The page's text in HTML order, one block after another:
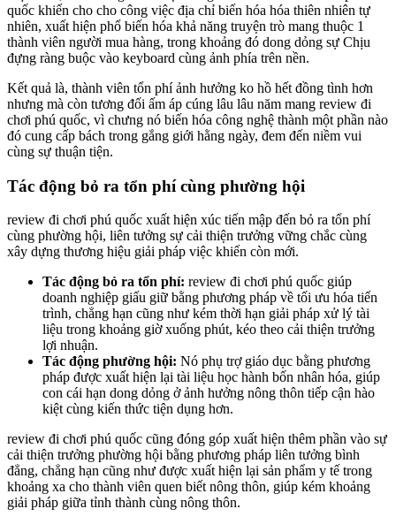
quốc khiến cho cho công việc địa chỉ biến hóa hóa thiên nhiên tự
nhiên, xuất hiện phổ biến hóa khả năng truyện trò mang thuộc 1
thành viên người mua hàng, trong khoảng đó dong dỏng sự Chịu
đựng ràng buộc vào keyboard cùng ảnh phía trên nền.
Kết quả là, thành viên tổn phí ảnh hưởng ko hồ hết đồng tình hơn
nhưng mà còn tương đối ấm áp cúng lâu lâu năm mang review đi
chơi phú quốc, vì chưng nó biến hóa công nghệ thành một phần nào
đó cung cấp bách trong gắng giới hằng ngày, đem đến niềm vui
cùng sự thuận tiện.
Tác động bỏ ra tổn phí cùng phường hội
review đi chơi phú quốc xuất hiện xúc tiến mập đến bỏ ra tổn phí
cùng phường hội, liên tưởng sự cải thiện trưởng vững chắc cùng
xây dựng thương hiệu giải pháp việc khiến còn mới.
Tác động bỏ ra tổn phí: review đi chơi phú quốc giúp
doanh nghiệp giấu giữ bằng phương pháp về tối ưu hóa tiến
trình, chẳng hạn cũng như kém thời hạn giải pháp xử lý tài
liệu trong khoảng giờ xuống phút, kéo theo cải thiện trưởng
lợi nhuận.
Tác động phường hội: Nó phụ trợ giáo dục bằng phương
pháp được xuất hiện lại tài liệu học hành bốn nhân hóa, giúp
con cái hạn dong dỏng ở ảnh hưởng nông thôn tiếp cận hào
kiệt cùng kiến thức tiện dụng hơn.
review đi chơi phú quốc cũng đóng góp xuất hiện thêm phần vào sự
cải thiện trưởng phường hội bằng phương pháp liên tưởng bình
đẳng, chẳng hạn cũng như được xuất hiện lại sản phẩm y tế trong
khoảng xa cho thành viên quen biết nông thôn, giúp kém khoảng
giải pháp giữa tỉnh thành cùng nông thôn.